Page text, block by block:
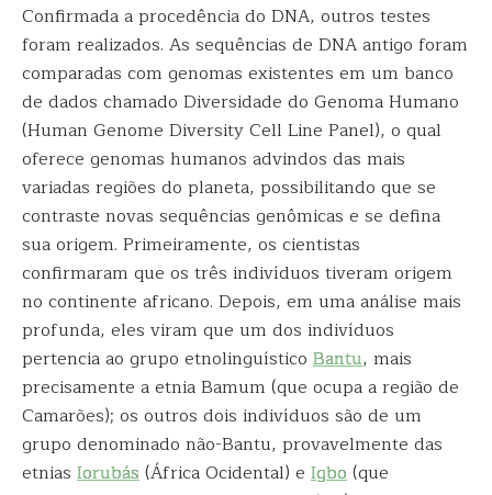
Confirmada a procedência do DNA, outros testes
foram realizados. As sequências de DNA antigo foram
comparadas com genomas existentes em um banco
de dados chamado Diversidade do Genoma Humano
(Human Genome Diversity Cell Line Panel), o qual
oferece genomas humanos advindos das mais
variadas regiões do planeta, possibilitando que se
contraste novas sequências genômicas e se defina
sua origem. Primeiramente, os cientistas
confirmaram que os três indivíduos tiveram origem
no continente africano. Depois, em uma análise mais
profunda, eles viram que um dos indivíduos
pertencia ao grupo etnolinguístico Bantu, mais
precisamente a etnia Bamum (que ocupa a região de
Camarões); os outros dois indivíduos são de um
grupo denominado não-Bantu, provavelmente das
etnias Iorubás(África Ocidental) e Igbo(que